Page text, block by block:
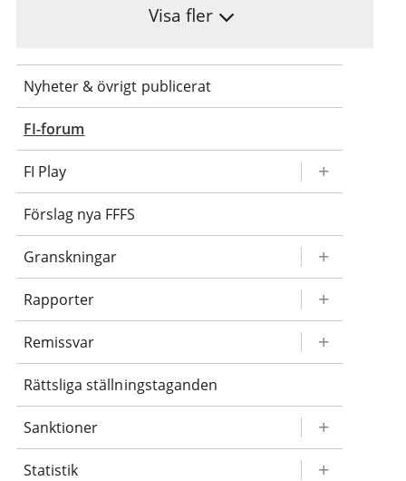
Visa fler
Nyheter & övrigt publicerat
FI-forum
FI Play
Förslag nya FFFS
Granskningar
Rapporter
Remissvar
Rättsliga ställningstaganden
Sanktioner
Statistik